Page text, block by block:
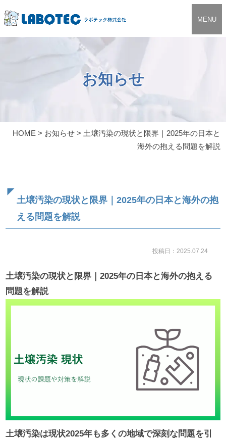
MENU
お知らせ
HOME > お知らせ> 土壌汚染の現状と限界｜2025年の日本と
海外の抱える問題を解説
土壌汚染の現状と限界｜2025年の日本と海外の抱
える問題を解説
投稿日：2025.07.24
土壌汚染の現状と限界｜2025年の日本と海外の抱える
問題を解説
土壌汚染は現状2025年も多くの地域で深刻な問題を引